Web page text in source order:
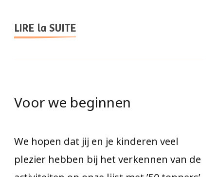
LIRE la SUITE
Voor we beginnen
We hopen dat jij en je kinderen veel
plezier hebben bij het verkennen van de